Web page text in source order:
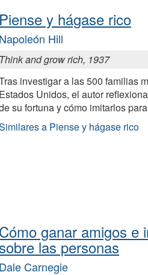
Piense y hágase rico
Napoleón Hill
Think and grow rich, 1937
investigar a las 500 familias
Estados Unidos, el autor
su fortuna y cómo imitarlos
a Piense y hágase rico
Cómo ganar amigos e
las personas
Dale Carnegie